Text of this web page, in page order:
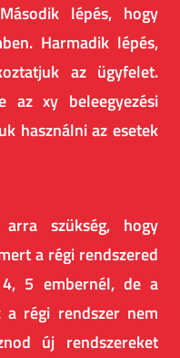
lépés, hogy
Harmadik lépés,
az ügyfelet.
az xy beleegyezési
használni az esetek
szükség, hogy
a régi rendszered
5 embernél, de a
a régi rendszer nem
új rendszereket